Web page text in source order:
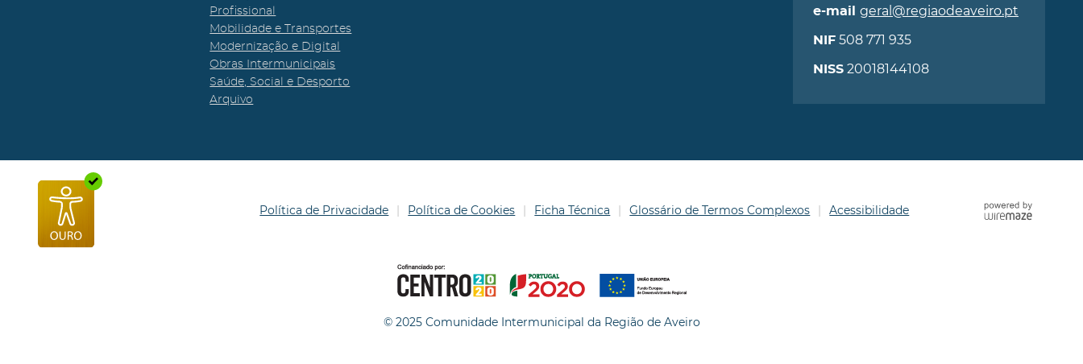
Profissional
Mobilidade e Transportes
Modernização e Digital
Obras Intermunicipais
Saúde, Social e Desporto
Arquivo
e-mail geral@regiaodeaveiro.pt
NIF508 771 935
NISS20018144108
Política de Privacidade Política de Cookies Ficha Técnica Glossário de Termos Complexos Acessibilidade
© 2025 Comunidade Intermunicipal da Região de Aveiro